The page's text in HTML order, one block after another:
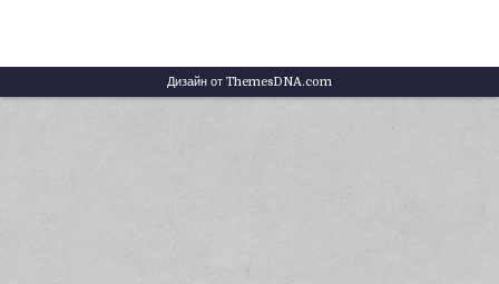
Дизайн от ThemesDNA.com